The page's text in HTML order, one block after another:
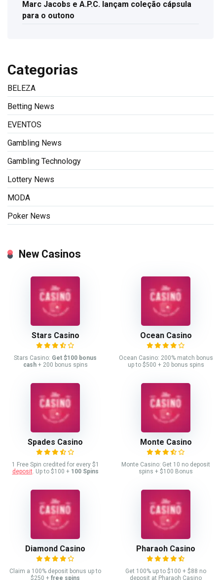
Marc Jacobs e A.P.C. lançam coleção cápsula
para o outono
Categorias
BELEZA
Betting News
EVENTOS
Gambling News
Gambling Technology
Lottery News
MODA
Poker News
New Casinos
Stars Casino
Stars Casino: Get $100 bonus
cash+ 200 bonus spins
Ocean Casino
Ocean Casino: 200% match bonus
up to $500 + 20 bonus spins
Spades Casino
1 Free Spin credited for every $1
deposit. Up to $100 + 100 Spins
Monte Casino
Monte Casino: Get 10 no deposit
spins + $100 Bonus
Diamond Casino
Claim a 100% deposit bonus up to
$250 + free spins
Pharaoh Casino
Get 100% up to $100 + $88 no
deposit at Pharaoh Casino